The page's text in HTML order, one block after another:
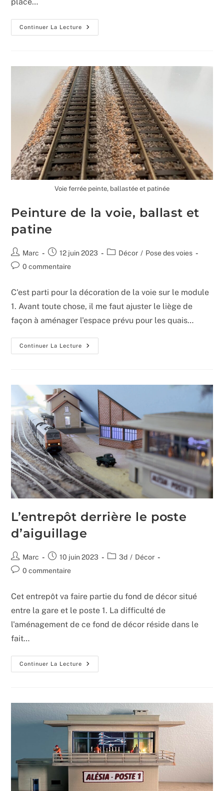
Continuer La Lecture
Les
Immeubles
La
Gare
Voie ferrée peinte, ballastée et patinée
Peinture de la voie, ballast et
patine
Auteur/autrice
de
Marc
Publication
publiée :
12 juin 2023
PostDécor / Pose des voies
Commentaires
publication :
0 commentaire
C'est parti pour la décoration de la voie sur le module
1. Avant toute chose, il me faut ajuster le liège de
façon à aménager l'espace prévu pour les quais…
Continuer La Lecture
Peinture
De
Patine
L’entrepôt derrière le poste
d’aiguillage
Auteur/autrice
de
Marc
Publication
publiée :
10 juin 2023
Post3d / Décor
Commentaires
publication :
0 commentaire
Cet entrepôt va faire partie du fond de décor situé
entre la gare et le poste 1. La difficulté de
l'aménagement de ce fond de décor réside dans le
fait…
Continuer La Lecture
L’entrepôt
Derrière